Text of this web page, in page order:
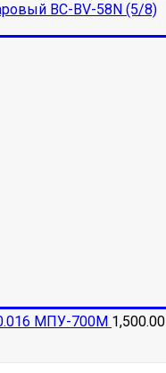
BC-BV-58N (5/8)
МПУ-700М 1,500.00